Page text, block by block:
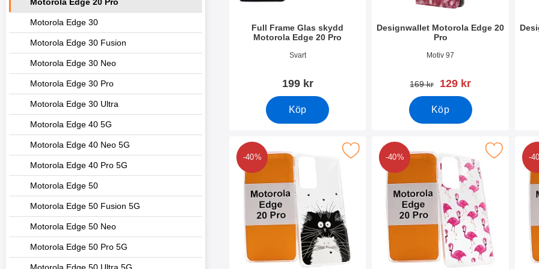
Motorola Edge 20 Pro
Motorola Edge 30
Motorola Edge 30 Fusion
Motorola Edge 30 Neo
Motorola Edge 30 Pro
Motorola Edge 30 Ultra
Motorola Edge 40 5G
Motorola Edge 40 Neo 5G
Motorola Edge 40 Pro 5G
Motorola Edge 50
Motorola Edge 50 Fusion 5G
Motorola Edge 50 Neo
Motorola Edge 50 Pro 5G
Full Frame Glas skydd
Motorola Edge 20 Pro
Svart
199 kr
Köp
Designwallet Motorola Edge 20
Pro
Art. nr 42121Motiv 97
tidigare pris
169 kr rea pris
129 kr
Köp
Art.
-40%
Makera designskal TPU Motorola Edge 20 Pro som favorit
-40%
Makera designskal TPU Motorola Edge
-